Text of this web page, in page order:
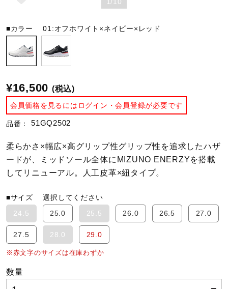
陸上競技
卓球
柔道
1/10
■カラー01:オフホワイト×ネイビー×レッド
¥16,500 (税込)
会員価格を見るにはログイン・会員登録が必要です
品番： 51GQ2502
柔らかさ×幅広×高グリップ性グリップ性を追求したハザ
ードが、ミッドソール全体にMIZUNO ENERZYを搭載
してリニューアル。人工皮革×紐タイプ。
■サイズ選択してください
24.5
25.0 25.5 26.0 26.5 27.0
27.5 28.0 29.0
※赤文字のサイズは在庫わずか
数量